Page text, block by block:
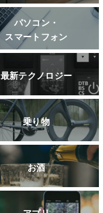
パソコン・
スマートフォン
最新テクノロジー
乗り物
お酒